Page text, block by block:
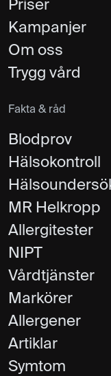
Priser
Kampanjer
Om oss
Trygg vård
Fakta & råd
Blodprov
Hälsokontroll
MR Helkropp
Allergitester
NIPT
Vårdtjänster
Markörer
Allergener
Artiklar
Symtom